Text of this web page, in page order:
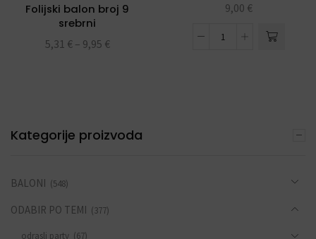
Folijski balon broj 9
srebrni
5,31 € – 9,95 €
9,00 €
Kategorije proizvoda
BALONI (548)
ODABIR PO TEMI (377)
odrasli party (67)